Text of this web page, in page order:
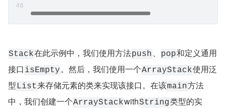
Stack在此示例中，我们使用方法push 、 pop和定义通用
接口 isEmpty。然后，我们使用一个ArrayStack使用泛
型List来存储元素的类来实现该接口。在该main方法
中，我们创建一个ArrayStackwithString类型的实